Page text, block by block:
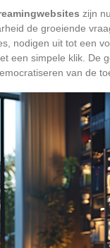
zijn
de groeiende
nodigen uit tot een
een simpele klik. De
van de